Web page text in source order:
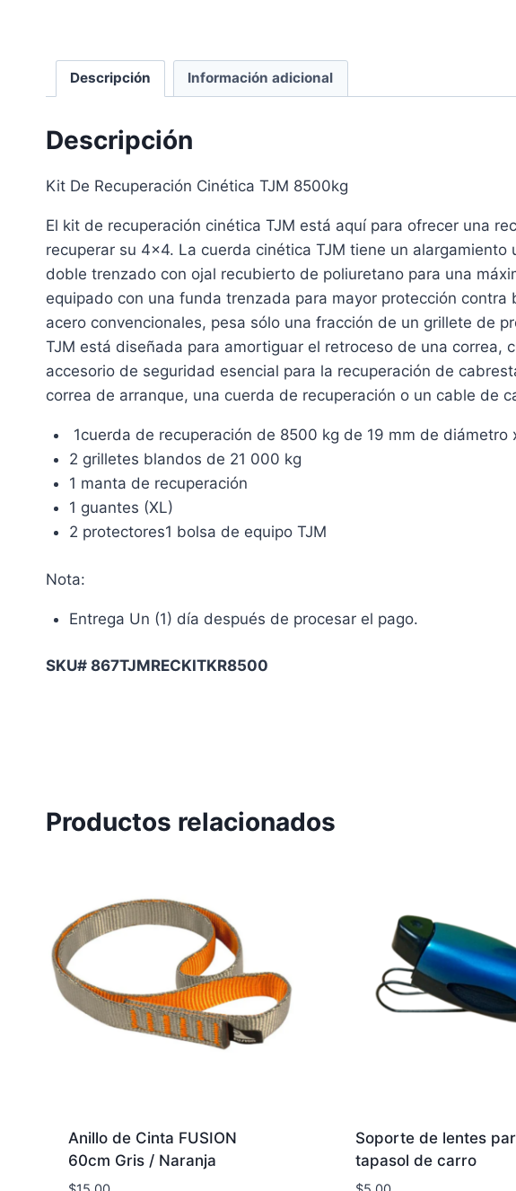
Descripción Información adicional
Descripción
Kit De Recuperación Cinética TJM 8500kg
El kit de recuperación cinética TJM está aquí para ofrecer una
recuperar su 4×4. La cuerda cinética TJM tiene un
doble trenzado con ojal recubierto de poliuretano para una
equipado con una funda trenzada para mayor protección contra
acero convencionales, pesa sólo una fracción de un grillete de
TJM está diseñada para amortiguar el retroceso de una
accesorio de seguridad esencial para la recuperación de
correa de arranque, una cuerda de recuperación o un cable de
1cuerda de recuperación de 8500 kg de 19 mm de
2 grilletes blandos de 21 000 kg
1 manta de recuperación
1 guantes (XL)
2 protectores1 bolsa de equipo TJM
Nota:
Entrega Un (1) día después de procesar el pago.
SKU# 867TJMRECKITKR8500
Productos relacionados
Anillo de Cinta FUSION
60cm Gris / Naranja
Soporte de lentes
tapasol de carro